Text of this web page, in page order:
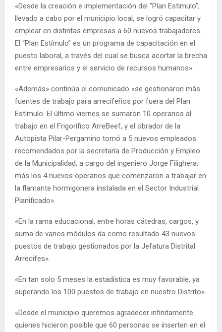
«Desde la creación e implementación del “Plan Estimulo”,
llevado a cabo por el municipio local, se logró capacitar y
emplear en distintas empresas a 60 nuevos trabajadores.
El “Plan Estímulo” es un programa de capacitación en el
puesto laboral, a través del cual se busca acortar la brecha
entre empresarios y el servicio de recursos humanos».
«Además» continúa el comunicado «se gestionaron más
fuentes de trabajo para arrecifeños por fuera del Plan
Estímulo. El último viernes se sumaron 10 operarios al
trabajo en el Frigorífico ArreBeef, y el obrador de la
Autopista Pilar-Pergamino tomó a 5 nuevos empleados
recomendados por la secretaría de Producción y Empleo
de la Municipalidad, a cargo del ingeniero Jorge Filighera,
más los 4 nuevos operarios que comenzaron a trabajar en
la flamante hormigonera instalada en el Sector Industrial
Planificado».
«En la rama educacional, entre horas cátedras, cargos, y
suma de varios módulos da como resultado 43 nuevos
puestos de trabajo gestionados por la Jefatura Distrital
Arrecifes».
«En tan solo 5 meses la estadística es muy favorable, ya
superando los 100 puestos de trabajo en nuestro Distrito».
«Desde el municipio queremos agradecer infinitamente
quienes hicieron posible que 60 personas se inserten en el